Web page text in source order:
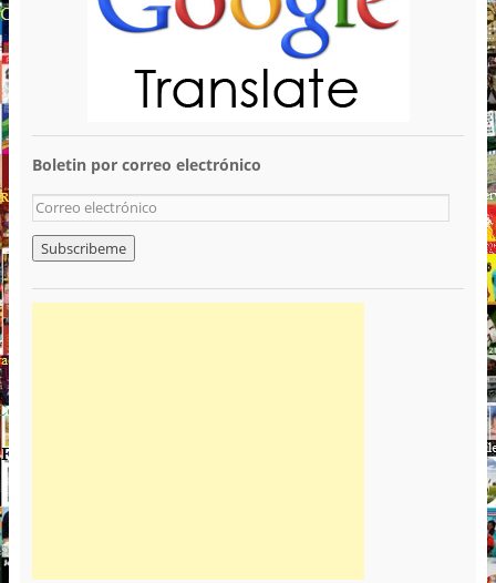
Boletin por correo electrónico